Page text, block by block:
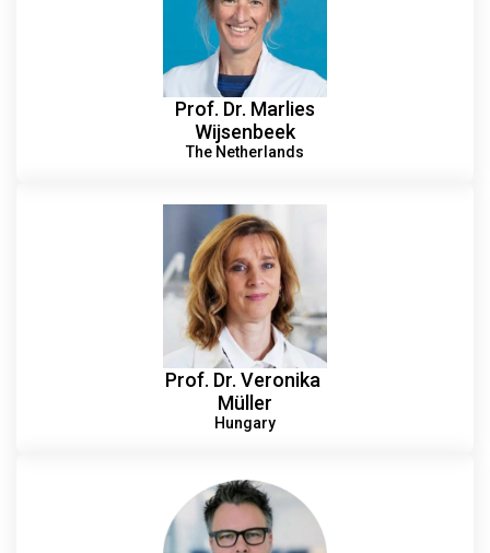
Prof. Dr. Marlies
Wijsenbeek
The Netherlands
Prof. Dr. Veronika
Müller
Hungary